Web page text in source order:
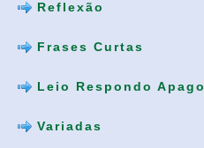
Reflexão
Frases Curtas
Leio Respondo Apago
Variadas